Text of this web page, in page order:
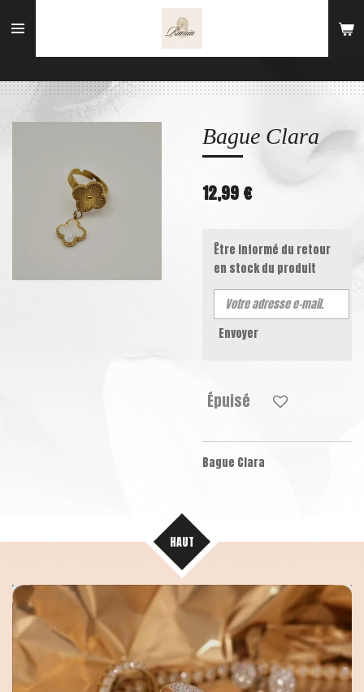
au
Bague Clara
12,99 €
Être informé du retour
en stock du produit
Envoyer
Épuisé
Bague Clara
HAUT